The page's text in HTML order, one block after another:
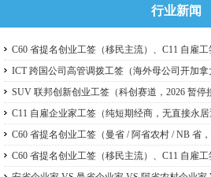
行业新闻
C60 省提名创业工签（移民主流）、C11 自雇工
ICT 跨国高管工签比较
ICT 跨国公司高管调拨工签（海外母公司开加拿
SUV 联邦创新创业工签（科创赛道，2026 暂停
C11 自雇企业家工签（纯短期经商，无直接永居
C60 省提名创业工签（曼省 / 阿省农村 / NB 省
点）
C60 省提名创业工签（移民主流）、C11 自雇工